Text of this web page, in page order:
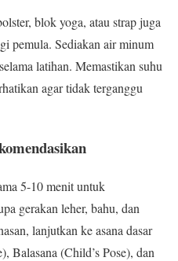
blok yoga, atau strap juga
pemula. Sediakan air minum
latihan. Memastikan suhu
agar tidak terganggu
5-10 menit untuk
gerakan leher, bahu, dan
lanjutkan ke asana dasar
Balasana (Child’s Pose), dan